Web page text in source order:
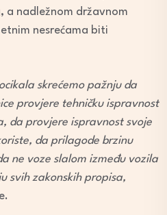
a nadležnom državnom
nesrećama biti
skrećemo pažnju da
provjere tehničku ispravnost
da provjere ispravnost svoje
da prilagode brzinu
ne voze slalom između vozila
svih zakonskih propisa,